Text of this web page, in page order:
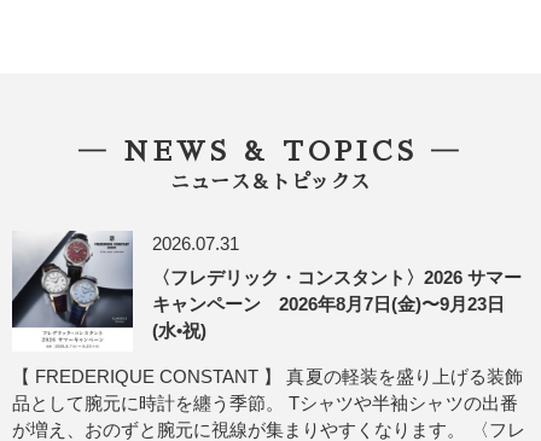
― NEWS & TOPICS ―
ニュース＆トピックス
2026.07.31
〈フレデリック・コンスタント〉2026 サマー
キャンペーン 2026年8月7日(金)〜9月23日
(水•祝)
【 FREDERIQUE CONSTANT 】 真夏の軽装を盛り上げる装飾
品として腕元に時計を纏う季節。 Tシャツや半袖シャツの出番
が増え、おのずと腕元に視線が集まりやすくなります。 〈フレ